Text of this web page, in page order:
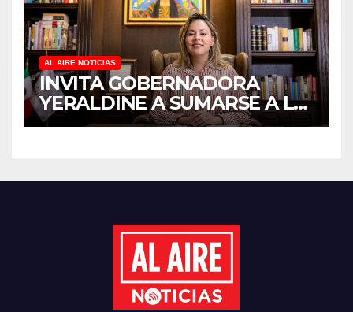
AL AIRE NOTICIAS
INVITA GOBERNADORA
YERALDINE A SUMARSE A LA
JORNADA NACIONAL DE
DE ÁRBOLES